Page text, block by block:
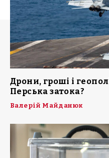
Дрони, гроші і
Перська затока?
Валерій Майданюк